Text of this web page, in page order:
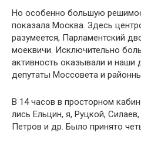
Но особенно большую
показала Москва. Здесь
разу­меется, Парламентский
моек­вичи. Исключительно
актив­ность оказывали и наши
депутаты Моссовета и
В 14 часов в просторном
лись Ельцин, я, Руцкой,
Петров и др. Было принято